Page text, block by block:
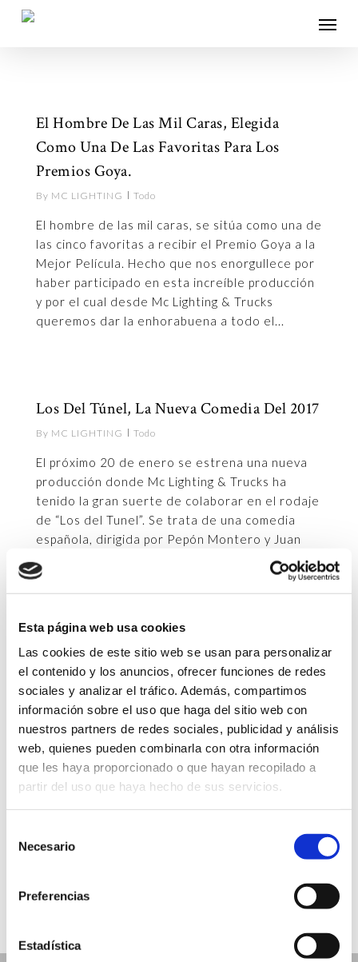
Esta página web usa cookies
Las cookies de este sitio web se usan para personalizar
el contenido y los anuncios, ofrecer funciones de redes
sociales y analizar el tráfico. Además, compartimos
información sobre el uso que haga del sitio web con
nuestros partners de redes sociales, publicidad y análisis
web, quienes pueden combinarla con otra información
que les haya proporcionado o que hayan recopilado a
partir del uso que haya hecho de sus servicios.
Necesario
Preferencias
Estadística
Skip
Menu
El Hombre De Las Mil Caras, Elegida
Como Una De Las Favoritas Para Los
Premios Goya.
By MC LIGHTING Todo
El hombre de las mil caras, se sitúa como una de
las cinco favoritas a recibir el Premio Goya a la
Mejor Película. Hecho que nos enorgullece por
haber participado en esta increíble producción
y por el cual desde Mc Lighting & Trucks
queremos dar la enhorabuena a todo el...
Los Del Túnel, La Nueva Comedia Del 2017
By MC LIGHTING Todo
El próximo 20 de enero se estrena una nueva
producción donde Mc Lighting & Trucks ha
tenido la gran suerte de colaborar en el rodaje
de “Los del Tunel”. Se trata de una comedia
española, dirigida por Pepón Montero y Juan
Maidagán, quienes ya trabajaron juntos en la
serie de…
La Verdadera Historia De Los Últimos De
Filipinas
By MC LIGHTING Columna Izquierda
En 1898, 57 soldados españoles hambrientos,
débiles y enfermos, defendieron el último
territorio de España en las Filipinas: una
refuerzos, que nunca llegaron. En 1896, estalló
la rebelión de las lejanas Filipinas denominada
1